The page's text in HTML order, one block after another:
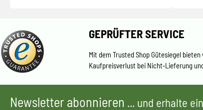
GEPRÜFTER SERVICE
Mit dem Trusted Shop Gütesiegel
Kaufpreisverlust bei Nicht-Lieferung
Newsletter abonnieren ... und erhalte